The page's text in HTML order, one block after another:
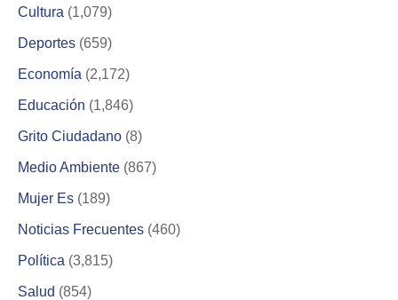
Cultura (1,079)
Deportes (659)
Economía (2,172)
Educación (1,846)
Grito Ciudadano (8)
Medio Ambiente (867)
Mujer Es (189)
Noticias Frecuentes (460)
Política (3,815)
Salud (854)